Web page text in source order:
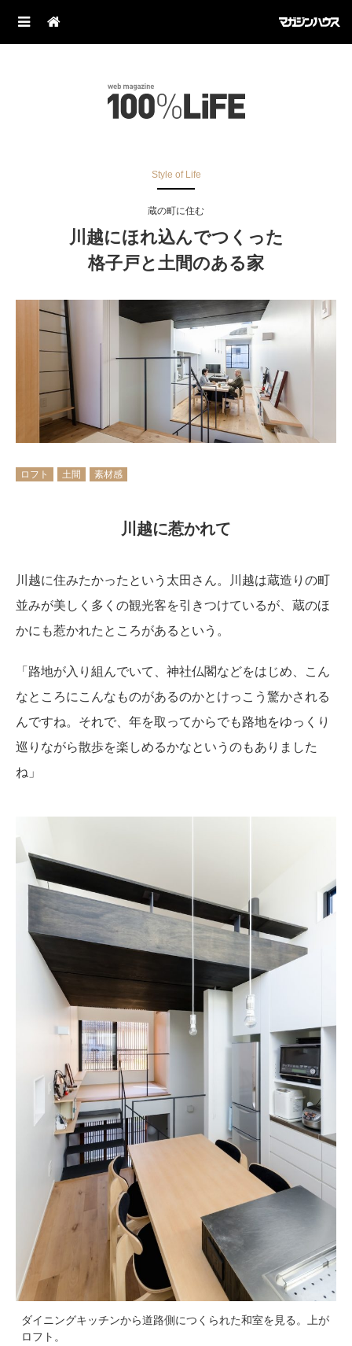
Style of Life
蔵の町に住む
川越にほれ込んでつくった
格子戸と土間のある家
ロフト 土間 素材感
川越に惹かれて
川越に住みたかったという太田さん。川越は蔵造りの町
並みが美しく多くの観光客を引きつけているが、蔵のほ
かにも惹かれたところがあるという。
「路地が入り組んでいて、神社仏閣などをはじめ、こん
なところにこんなものがあるのかとけっこう驚かされる
んですね。それで、年を取ってからでも路地をゆっくり
巡りながら散歩を楽しめるかなというのもありました
ね」
ダイニングキッチンから道路側につくられた和室を見る。上が
ロフト。